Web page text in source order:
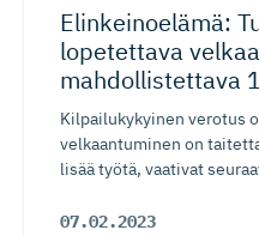
Elinkeinoelämä:
lopetettava
mahdollis­tettava
Kilpailukykyinen verotus
velkaantuminen on
lisää työtä, vaativat
07.02.2023